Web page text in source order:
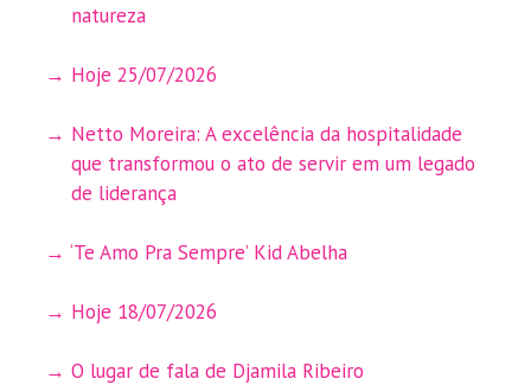
natureza
Hoje 25/07/2026
Netto Moreira: A excelência da hospitalidade
que transformou o ato de servir em um legado
de liderança
‘Te Amo Pra Sempre’ Kid Abelha
Hoje 18/07/2026
O lugar de fala de Djamila Ribeiro